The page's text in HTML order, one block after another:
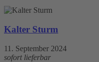
Kalter Sturm
11. September 2024
sofort lieferbar